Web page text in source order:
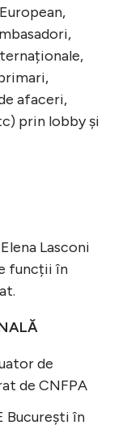
afaceri,
prin lobby și
Lasconi
funcții în
de
de CNFPA
București în